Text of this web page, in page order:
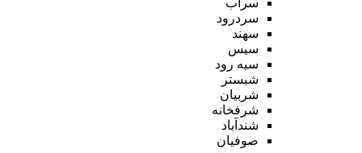
سردرود
سهند
سیس
سیه رود
شبستر
شربیان
شرفخانه
شندآباد
صوفیان